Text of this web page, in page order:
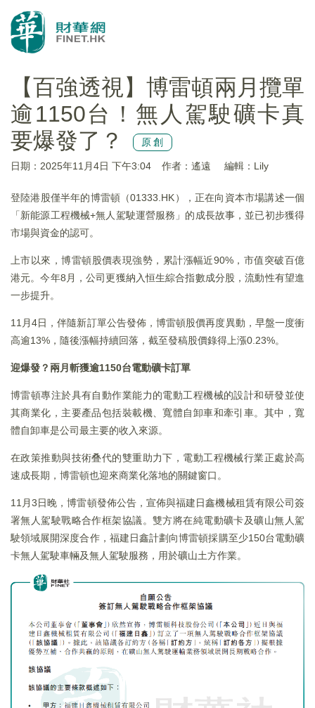
【百強透視】博雷頓兩月攬單
逾1150台！無人駕駛礦卡真
要爆發了？
原創
日期：2025年11月4日 下午3:04 作者：遙遠 編輯：Lily
登陸港股僅半年的博雷頓（01333.HK），正在向資本市場講述一個
「新能源工程機械+無人駕駛運營服務」的成長故事，並已初步獲得
市場與資金的認可。
上市以來，博雷頓股價表現強勢，累計漲幅近90%，市值突破百億
港元。今年8月，公司更獲納入恒生綜合指數成分股，流動性有望進
一步提升。
11月4日，伴隨新訂單公告發佈，博雷頓股價再度異動，早盤一度衝
高逾13%，隨後漲幅持續回落，截至發稿股價錄得上漲0.23%。
迎爆發？兩月斬獲逾1150台電動礦卡訂單
博雷頓專注於具有自動作業能力的電動工程機械的設計和研發並使
其商業化，主要產品包括裝載機、寬體自卸車和牽引車。其中，寬
體自卸車是公司最主要的收入來源。
在政策推動與技術叠代的雙重助力下，電動工程機械行業正處於高
速成長期，博雷頓也迎來商業化落地的關鍵窗口。
11月3日晚，博雷頓發佈公告，宣佈與福建日鑫機械租賃有限公司簽
署無人駕駛戰略合作框架協議。雙方將在純電動礦卡及礦山無人駕
駛領域展開深度合作，福建日鑫計劃向博雷頓採購至少150台電動礦
卡無人駕駛車輛及無人駕駛服務，用於礦山土方作業。